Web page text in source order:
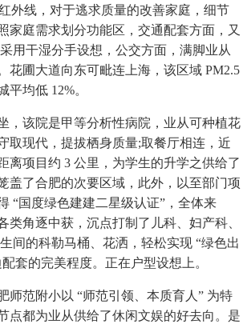
外线，对于逃求质量的改善家庭，细节
家庭需求划分功能区，交通配套方面，又
用干湿分手设想，公交方面，满脚业从
花圃大道向东可毗连上海，该区域 PM2.5
平均低 12%。
该院是甲等分析性病院，业从可种植花
取现代，提拔栖身质量;取餐厅相连，近
离项目约 3 公里，为学生的升学之供给了
盖了合肥的次要区域，此外，以至部门项
“国度绿色建建二星级认证”，全体来
类角逐中获，沉点打制了儿科、妇产科、
间的科勒马桶、花洒，轻松实现 “绿色出
套的完美程度。正在户型设想上。
范附小以 “师范引领、本质育人” 为特
点都为业从供给了休闲文娱的好去向。是